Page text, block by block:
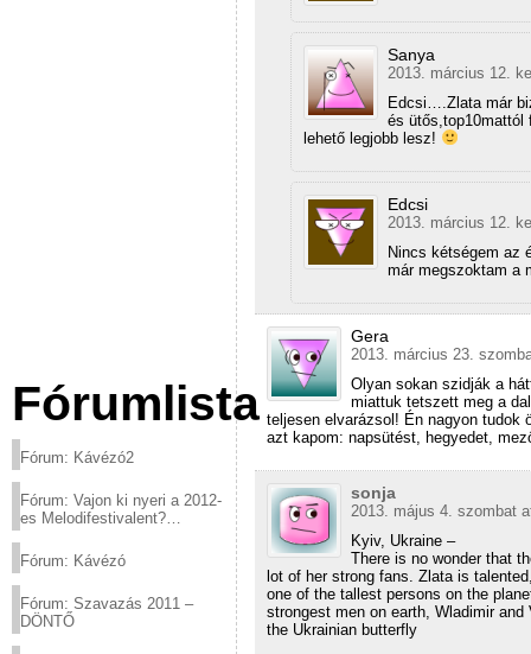
Fórumlista
Fórum: Kávézó2
Fórum: Vajon ki nyeri a 2012-
es Melodifestivalent?
Fórum: Kávézó
Fórum: Szavazás 2011 –
DÖNTŐ
Sanya
2013. március 12.
Edcsi….Zlata már
és ütős,top10mattól
lehető legjobb lesz!
Edcsi
2013. március 12.
Nincs kétségem az
már megszoktam a
Gera
2013. március 23.
Olyan sokan szidják a
miattuk tetszett meg a
teljesen elvarázsol! Én nagyon tudok
azt kapom: napsütést, hegyedet,
sonja
2013. május 4. szombat
Kyiv, Ukraine –
There is no wonder that
lot of her strong fans. Zlata is
one of the tallest persons on the
strongest men on earth, Wladimir
the Ukrainian butterfly